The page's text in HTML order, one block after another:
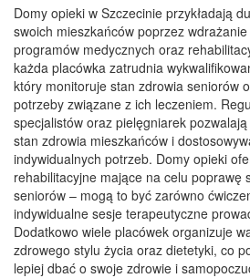
Domy opieki w Szczecinie przykładają
swoich mieszkańców poprzez
programów medycznych oraz
każda placówka zatrudnia
który monitoruje stan zdrowia seniorów
potrzeby związane z ich leczeniem.
specjalistów oraz pielęgniarek
stan zdrowia mieszkańców i
indywidualnych potrzeb. Domy opieki
rehabilitacyjne mające na celu poprawę
seniorów – mogą to być zarówno
indywidualne sesje terapeutyczne
Dodatkowo wiele placówek organizuje
zdrowego stylu życia oraz dietetyki, co
lepiej dbać o swoje zdrowie i